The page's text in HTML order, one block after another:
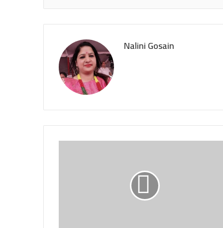
Nalini Gosain